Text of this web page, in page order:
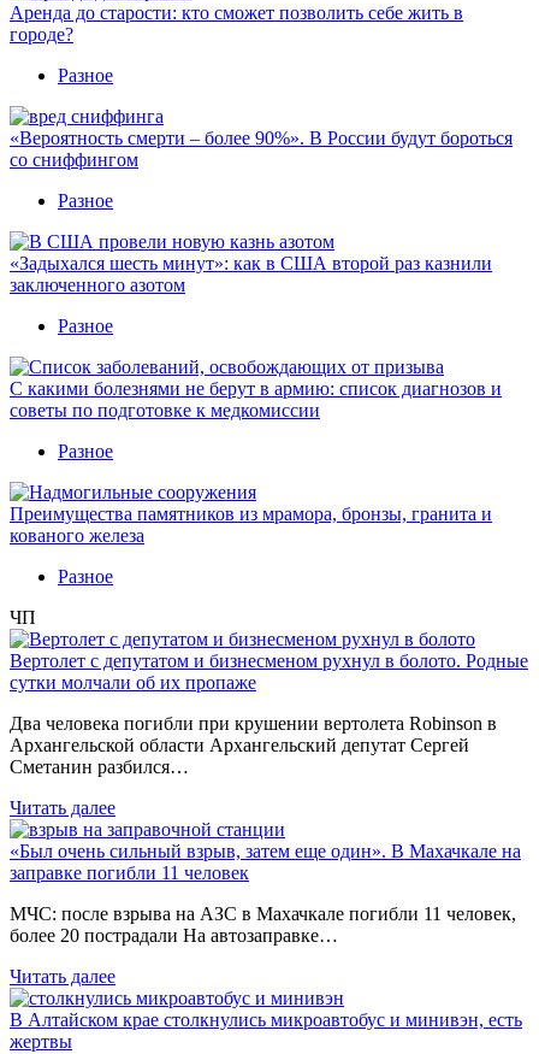
Аренда до старости: кто сможет позволить себе жить в
городе?
Разное
«Вероятность смерти – более 90%». В России будут бороться
со сниффингом
Разное
«Задыхался шесть минут»: как в США второй раз казнили
заключенного азотом
Разное
С какими болезнями не берут в армию: список диагнозов и
советы по подготовке к медкомиссии
Разное
Преимущества памятников из мрамора, бронзы, гранита и
кованого железа
Разное
ЧП
Вертолет с депутатом и бизнесменом рухнул в болото. Родные
сутки молчали об их пропаже
Два человека погибли при крушении вертолета Robinson в
Архангельской области Архангельский депутат Сергей
Сметанин разбился…
Читать далее
«Был очень сильный взрыв, затем еще один». В Махачкале на
заправке погибли 11 человек
МЧС: после взрыва на АЗС в Махачкале погибли 11 человек,
более 20 пострадали На автозаправке…
Читать далее
В Алтайском крае столкнулись микроавтобус и минивэн, есть
жертвы